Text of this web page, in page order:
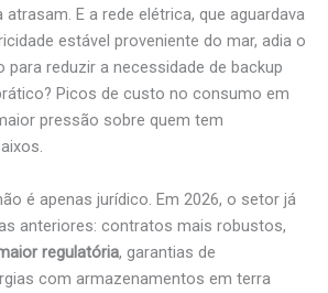
E a rede elétrica, que aguardava
estável proveniente do mar, adia o
para reduzir a necessidade de backup
Picos de custo no consumo em
pressão sobre quem tem
é apenas jurídico. Em 2026, o setor já
anteriores: contratos mais robustos,
regulatória, garantias de
com armazenamentos em terra